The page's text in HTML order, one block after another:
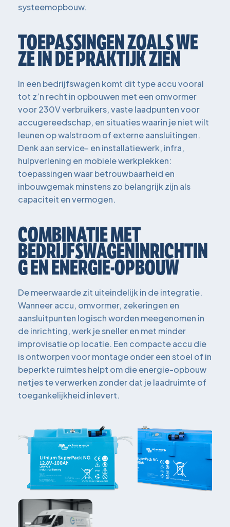
systeemopbouw.
TOEPASSINGEN ZOALS WE
ZE IN DE PRAKTIJK ZIEN
In een bedrijfswagen komt dit type accu vooral
tot z’n recht in opbouwen met een omvormer
voor 230V verbruikers, vaste laadpunten voor
accugereedschap, en situaties waarin je niet wilt
leunen op walstroom of externe aansluitingen.
Denk aan service- en installatiewerk, infra,
hulpverlening en mobiele werkplekken:
toepassingen waar betrouwbaarheid en
inbouwgemak minstens zo belangrijk zijn als
capaciteit en vermogen.
COMBINATIE MET
BEDRIJFSWAGENINRICHTIN
G EN ENERGIE-OPBOUW
De meerwaarde zit uiteindelijk in de integratie.
Wanneer accu, omvormer, zekeringen en
aansluitpunten logisch worden meegenomen in
de inrichting, werk je sneller en met minder
improvisatie op locatie. Een compacte accu die
is ontworpen voor montage onder een stoel of in
beperkte ruimtes helpt om die energie-opbouw
netjes te verwerken zonder dat je laadruimte of
toegankelijkheid inlevert.